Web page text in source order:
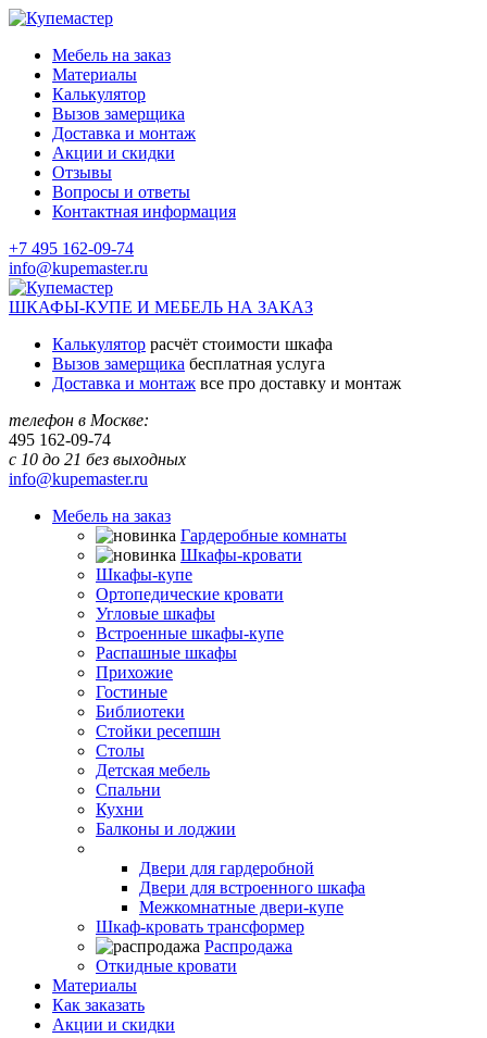
Мебель на заказ
Материалы
Калькулятор
Вызов замерщика
Доставка и монтаж
Акции и скидки
Отзывы
Вопросы и ответы
Контактная информация
+7 495 162-09-74
info@kupemaster.ru
ШКАФЫ-КУПЕ И МЕБЕЛЬ НА ЗАКАЗ
Калькулятор расчёт стоимости шкафа
Вызов замерщика бесплатная услуга
Доставка и монтаж все про доставку и монтаж
телефон в Москве:
495 162-09-74
с 10 до 21 без выходных
info@kupemaster.ru
Мебель на заказ
Гардеробные комнаты
Шкафы-кровати
Шкафы-купе
Ортопедические кровати
Угловые шкафы
Встроенные шкафы-купе
Распашные шкафы
Прихожие
Гостиные
Библиотеки
Стойки ресепшн
Столы
Детская мебель
Спальни
Кухни
Балконы и лоджии
Двери для гардеробной
Двери для встроенного шкафа
Межкомнатные двери-купе
Шкаф-кровать трансформер
Распродажа
Откидные кровати
Материалы
Как заказать
Акции и скидки